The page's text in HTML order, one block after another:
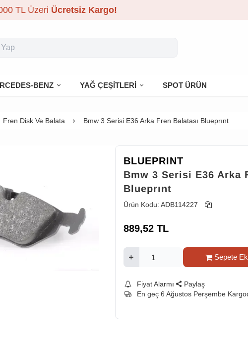
TL Üzeri Ücretsiz Kargo!
BENZ YAĞ ÇEŞİTLERİ SPOT ÜRÜN
Fren Disk Ve Balata Bmw 3 Serisi E36 Arka Fren Balatası Blueprınt
BLUEPRINT
Bmw 3 Serisi E36 Arka
Blueprınt
Ürün Kodu: ADB114227
889,52 TL
Sepete
Fiyat Alarmı
Paylaş
En geç 6 Ağustos Perşembe